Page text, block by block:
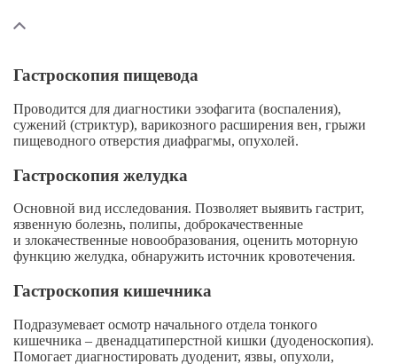
Гастроскопия пищевода
Проводится для диагностики эзофагита (воспаления),
сужений (стриктур), варикозного расширения вен, грыжи
пищеводного отверстия диафрагмы, опухолей.
Гастроскопия желудка
Основной вид исследования. Позволяет выявить гастрит,
язвенную болезнь, полипы, доброкачественные
и злокачественные новообразования, оценить моторную
функцию желудка, обнаружить источник кровотечения.
Гастроскопия кишечника
Подразумевает осмотр начального отдела тонкого
кишечника – двенадцатиперстной кишки (дуоденоскопия).
Помогает диагностировать дуоденит, язвы, опухоли,